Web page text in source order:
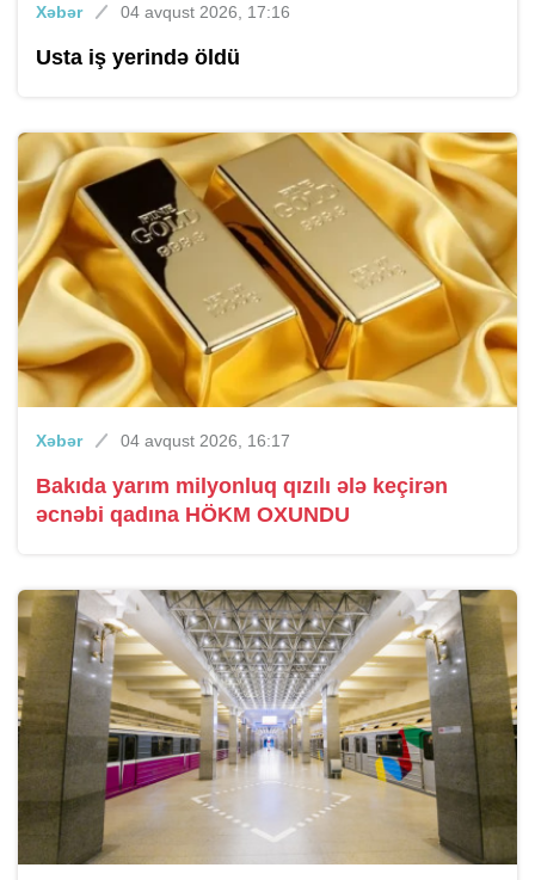
Xəbər 04 avqust 2026, 17:16
Usta iş yerində öldü
Xəbər 04 avqust 2026, 16:17
Bakıda yarım milyonluq qızılı ələ keçirən
əcnəbi qadına HÖKM OXUNDU